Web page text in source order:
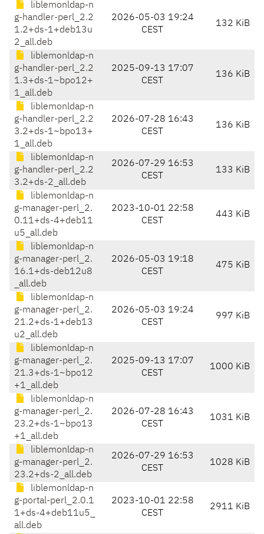
liblemonldap-n
g-handler-perl_2.2
1.2+ds-1+deb13u
2_all.deb
2026-05-03 19:24
CEST
132 KiB
liblemonldap-n
g-handler-perl_2.2
1.3+ds-1~bpo12+
1_all.deb
2025-09-13 17:07
CEST
136 KiB
liblemonldap-n
g-handler-perl_2.2
3.2+ds-1~bpo13+
1_all.deb
2026-07-28 16:43
CEST
136 KiB
liblemonldap-n
g-handler-perl_2.2
3.2+ds-2_all.deb
2026-07-29 16:53
CEST
133 KiB
liblemonldap-n
g-manager-perl_2.
0.11+ds-4+deb11
u5_all.deb
2023-10-01 22:58
CEST
443 KiB
liblemonldap-n
g-manager-perl_2.
16.1+ds-deb12u8
_all.deb
2026-05-03 19:18
CEST
475 KiB
liblemonldap-n
g-manager-perl_2.
21.2+ds-1+deb13
u2_all.deb
2026-05-03 19:24
CEST
997 KiB
liblemonldap-n
g-manager-perl_2.
21.3+ds-1~bpo12
+1_all.deb
2025-09-13 17:07
CEST
1000 KiB
liblemonldap-n
g-manager-perl_2.
23.2+ds-1~bpo13
+1_all.deb
2026-07-28 16:43
CEST
1031 KiB
liblemonldap-n
g-manager-perl_2.
23.2+ds-2_all.deb
2026-07-29 16:53
CEST
1028 KiB
liblemonldap-n
g-portal-perl_2.0.1
1+ds-4+deb11u5_
all.deb
2023-10-01 22:58
CEST
2911 KiB